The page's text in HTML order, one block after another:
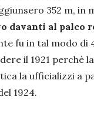
352 m, in
davanti al palco
fu in tal modo di
il 1921 perchè
la ufficializzi a
1924.